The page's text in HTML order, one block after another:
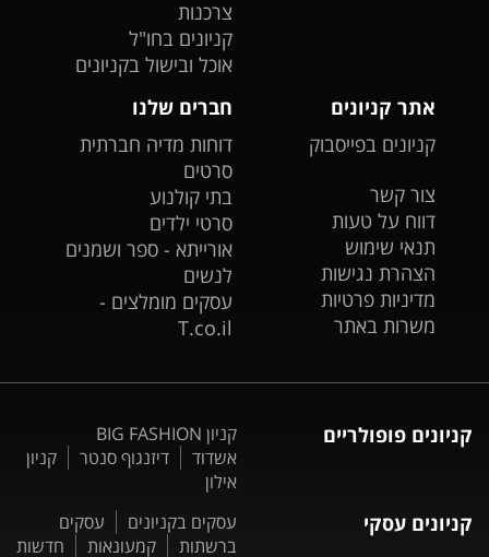
צרכנות
קניונים בחו"ל
אוכל ובישול בקניונים
אתר קניונים
קניונים בפייסבוק
צור קשר
דווח על טעות
תנאי שימוש
הצהרת נגישות
מדיניות פרטיות
משרות באתר
חברים שלנו
דוחות מדיה חברתית
סרטים
בתי קולנוע
סרטי ילדים
אורייתא - ספר ושמנים
לנשים
עסקים מומלצים -
T.co.il
קניונים פופולריים
קניון BIG FASHION
אשדוד
דיזנגוף סנטר
קניון
אילון
קניונים עסקי עסקים בקניונים
עסקים
ברשתות
קמעונאות חדשות